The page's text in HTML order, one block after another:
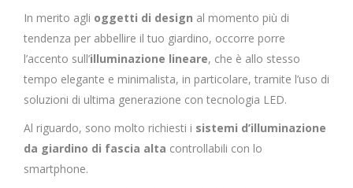
In merito agli oggetti di design al momento più di
tendenza per abbellire il tuo giardino, occorre porre
l’accento sull’illuminazione lineare, che è allo stesso
tempo elegante e minimalista, in particolare, tramite l’uso di
soluzioni di ultima generazione con tecnologia LED.
Al riguardo, sono molto richiesti i sistemi d’illuminazione
da giardino di fascia alta controllabili con lo
smartphone.